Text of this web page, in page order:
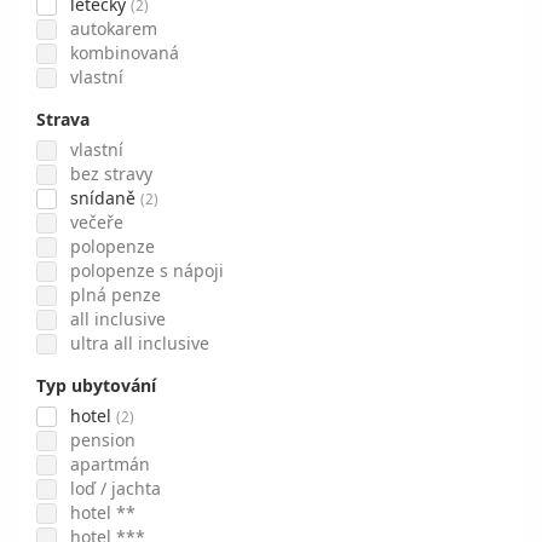
(2)
autokarem
kombinovaná
vlastní
Strava
vlastní
bez stravy
snídaně (2)
večeře
polopenze
polopenze s nápoji
plná penze
all inclusive
ultra all inclusive
Typ ubytování
hotel (2)
pension
apartmán
loď / jachta
hotel **
hotel ***